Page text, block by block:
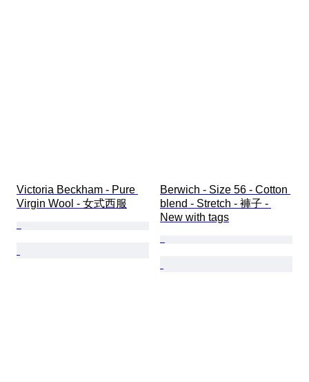
Victoria Beckham - Pure
Virgin Wool - 女式西服
Berwich - Size 56 - Cotton
blend - Stretch - 褲子 -
New with tags